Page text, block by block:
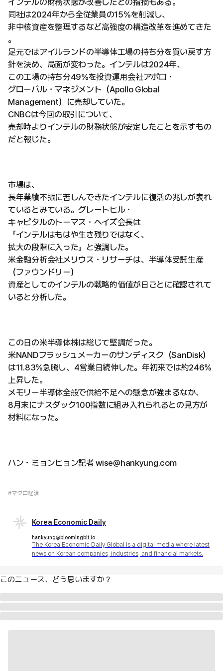
インテルの財務状態が改善したとの指摘もある。
同社は2024年から全従業員の15%を削減し、
非中核資産を整理するなど高強度の構造改革を進めてきた
。
足元ではアイルランドの半導体工場の持ち分を買い戻す方
針を決め、局面が変わった。インテルは2024年、
この工場の持ち分49%を投資運用会社アポロ・
グローバル・マネジメント（Apollo Global
Management）に売却していた。
CNBCは今回の取引について、
売却時よりインテルの財務状態が安定したことを示すもの
だと報じた。
市場は、
長年業績不振に苦しんできたインテルに復活の兆しが表れ
ているとみている。グレートヒル・
キャピタルのトーマス・ヘイズ会長は
「インテルはもはや生き残りではなく、
拡大の段階に入った」と強調した。
米金融分析会社メリウス・リサーチは、半導体受託生産
（ファウンドリー）
資産としてのインテルの戦略的価値が日ごとに確認されて
いると分析した。
この日の米半導体株は総じて堅調だった。
米NANDフラッシュメーカーのサンディスク（SanDisk）
は11.83%急騰し、4営業日続伸した。年初来では約246%
上昇した。
メモリー半導体全般で供給不足への懸念が強まるなか、
8月末にナスダック100指数に組み入れられるとの見方が
材料になった。
ハン・ミョンヒョン記者 wise@hankyung.com
#マクロ経済
Korea Economic Daily
hankyung@bloomingbit.io
The Korea Economic Daily Global is a digital media where latest
news on Korean companies, industries, and financial markets.
このニュース、どう思いますか？